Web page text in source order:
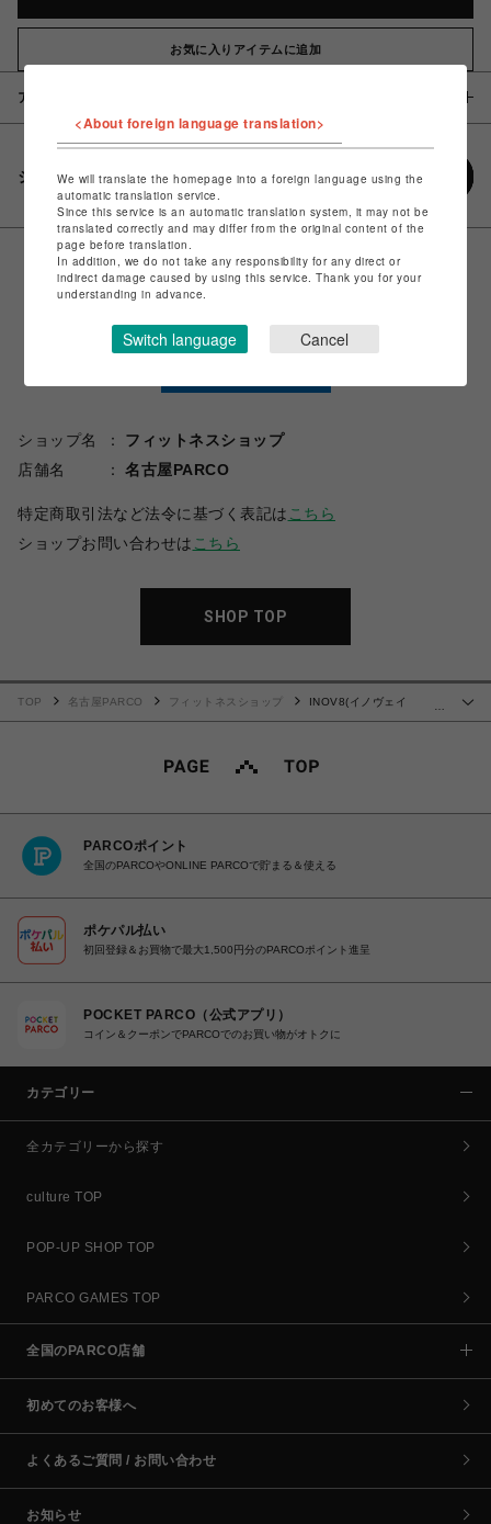
お気に入りアイテムに追加
アイテム説明 / 素材
シェアする
ショップ名
フィットネスショップ
店舗名
名古屋PARCO
特定商取引法など法令に基づく表記は こちら
ショップお問い合わせは こちら
SHOP TOP
TOP 名古屋PARCO フィットネスショップ
INOV8(イノヴェイ
PARCOポイント
全国のPARCOやONLINE PARCOで貯まる＆使える
ポケパル払い
初回登録＆お買物で最大1,500円分のPARCOポイント進呈
POCKET PARCO（公式アプリ）
コイン＆クーポンでPARCOでのお買い物がオトクに
カテゴリー
全カテゴリーから探す
culture TOP
POP-UP SHOP TOP
PARCO GAMES TOP
全国のPARCO店舗
初めてのお客様へ
よくあるご質問 / お問い合わせ
お知らせ
<About foreign language translation>
We will translate the homepage into a foreign language using the
automatic translation service.
Since this service is an automatic translation system, it may not be
translated correctly and may differ from the original content of the
page before translation.
In addition, we do not take any responsibility for any direct or
indirect damage caused by using this service. Thank you for your
understanding in advance.
Switch language Cancel